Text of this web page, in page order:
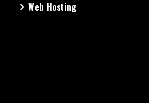
navigate_nextWeb Hosting